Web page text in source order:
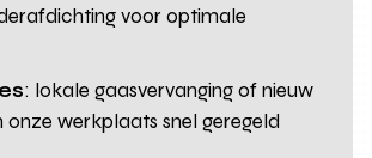
voor optimale
: lokale gaasvervanging of nieuw
onze werkplaats snel geregeld